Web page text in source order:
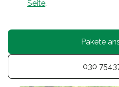
Seite.
Pakete
030